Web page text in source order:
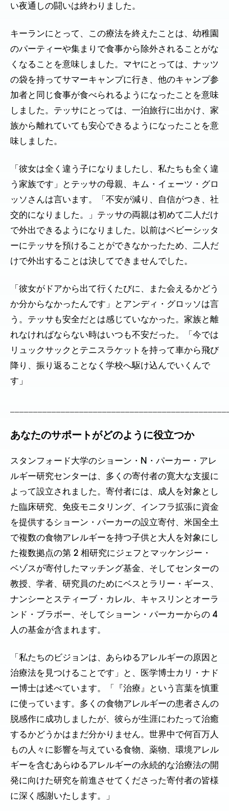
い夜通しの闘いは終わりました。
キーランにとって、この療法を終えたことは、幼稚園
のパーティーや集まりで食事から除外されることがな
くなることを意味しました。マヤにとっては、ナッツ
の袋を持ってサマーキャンプに行き、他のキャンプ参
加者と同じ食事が食べられるようになったことを意味
しました。テッサにとっては、一泊旅行に出かけ、家
族から離れていても安心できるようになったことを意
味しました。
「彼女は全く違う子になりましたし、私たちも全く違
う家族です」とテッサの母親、キム・イェーツ・グロ
ッソさんは言います。「不安が減り、自信がつき、社
交的になりました。」テッサの両親は初めて二人だけ
で外出できるようになりました。以前はベビーシッタ
ーにテッサを預けることができなかったため、二人だ
けで外出することは決してできませんでした。
「彼女がドアから出て行くたびに、また会えるかどう
か分からなかったんです」とアンディ・グロッソは言
う。テッサも安全だとは感じていなかった。家族と離
れなければならない時はいつも不安だった。「今では
リュックサックとテニスラケットを持って車から飛び
降り、振り返ることなく学校へ駆け込んでいくんで
す」
あなたのサポートがどのように役立つか
スタンフォード大学のショーン・N・パーカー・アレ
ルギー研究センターは、多くの寄付者の寛大な支援に
よって設立されました。寄付者には、成人を対象とし
た臨床研究、免疫モニタリング、インフラ拡張に資金
を提供するショーン・パーカーの設立寄付、米国全土
で複数の食物アレルギーを持つ子供と大人を対象にし
た複数拠点の第 2 相研究にジェフとマッケンジー・
ベゾスが寄付したマッチング基金、そしてセンターの
教授、学者、研究員のためにベスとラリー・ギース、
ナンシーとスティーブ・カレル、キャスリンとオーラ
ンド・ブラボー、そしてショーン・パーカーからの 4
人の基金が含まれます。
「私たちのビジョンは、あらゆるアレルギーの原因と
治療法を見つけることです」と、医学博士カリ・ナド
ー博士は述べています。「『治療』という言葉を慎重
に使っています。多くの食物アレルギーの患者さんの
脱感作に成功しましたが、彼らが生涯にわたって治癒
するかどうかはまだ分かりません。世界中で何百万人
もの人々に影響を与えている食物、薬物、環境アレル
ギーを含むあらゆるアレルギーの永続的な治療法の開
発に向けた研究を前進させてくださった寄付者の皆様
に深く感謝いたします。」